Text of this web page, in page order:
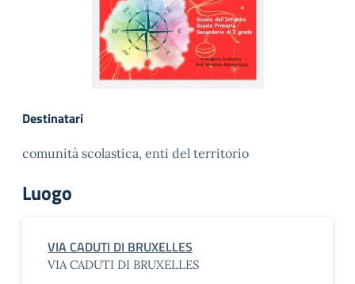
Destinatari
comunità scolastica, enti del territorio
Luogo
VIA CADUTI DI BRUXELLES
VIA CADUTI DI BRUXELLES